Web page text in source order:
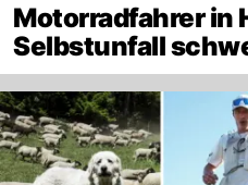
Motorradfahrer in
Selbstunfall